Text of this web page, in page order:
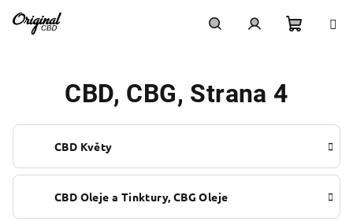
CBD, CBG, Strana 4
CBD Květy
CBD Oleje a Tinktury, CBG Oleje